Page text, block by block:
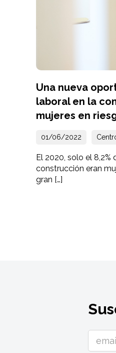
Una nueva
laboral en la
mujeres en
01/06/2022
El 2020, solo el
construcción eran
gran […]